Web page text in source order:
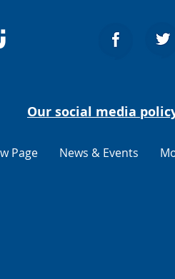
Our social media
Page News & Events